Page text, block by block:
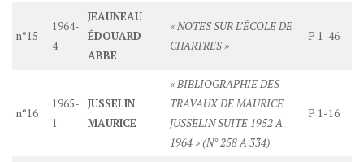
n°15
1964-
4
JEAUNEAU
ÉDOUARD
ABBE
« NOTES SUR L’ÉCOLE DE
CHARTRES »
P 1-46
n°16
1965-
1
JUSSELIN
MAURICE
« BIBLIOGRAPHIE DES
TRAVAUX DE MAURICE
JUSSELIN SUITE 1952 A
1964 » (N° 258 A 334)
P 1-16